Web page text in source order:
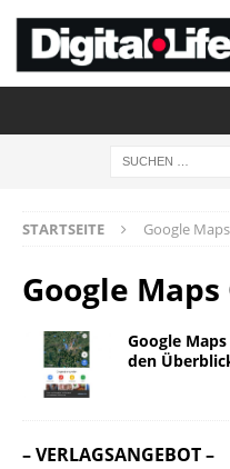
STARTSEITE Google
Google
Google
den
– VERLAGSANGEBOT –